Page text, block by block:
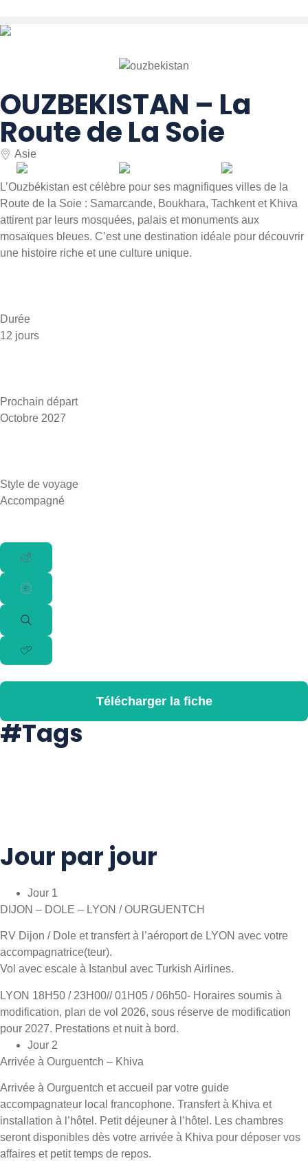
OUZBEKISTAN – La
Route de La Soie
Asie
L’Ouzbékistan est célèbre pour ses magnifiques villes de la
Route de la Soie : Samarcande, Boukhara, Tachkent et Khiva
attirent par leurs mosquées, palais et monuments aux
mosaïques bleues. C’est une destination idéale pour découvrir
une histoire riche et une culture unique.
Durée
12 jours
Prochain départ
Octobre 2027
Style de voyage
Accompagné
Télécharger la fiche
#Tags
Jour par jour
Jour 1
DIJON – DOLE – LYON / OURGUENTCH
RV Dijon / Dole et transfert à l’aéroport de LYON avec votre
accompagnatrice(teur).
Vol avec escale à Istanbul avec Turkish Airlines.
LYON 18H50 / 23H00// 01H05 / 06h50- Horaires soumis à
modification, plan de vol 2026, sous réserve de modification
pour 2027. Prestations et nuit à bord.
Jour 2
Arrivée à Ourguentch – Khiva
Arrivée à Ourguentch et accueil par votre guide
accompagnateur local francophone. Transfert à Khiva et
installation à l’hôtel. Petit déjeuner à l’hôtel. Les chambres
seront disponibles dès votre arrivée à Khiva pour déposer vos
affaires et petit temps de repos.